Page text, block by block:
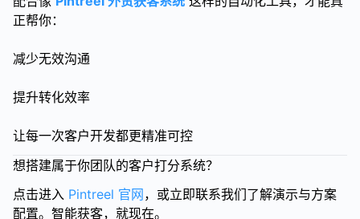
正帮你：
减少无效沟通
提升转化效率
让每一次客户开发都更精准可控
想搭建属于你团队的客户打分系统？
点击进入 Pintreel 官网 ，或立即联系我们了解演示与方案
配置。智能获客，就现在。